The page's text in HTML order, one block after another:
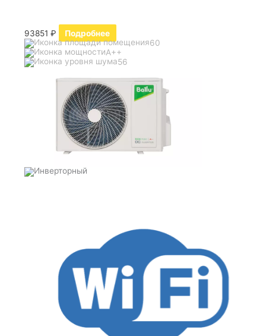
93851₽
Подробнее
60
A++
56